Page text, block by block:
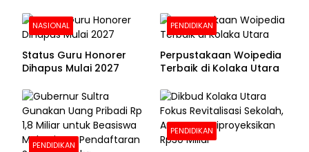
Foto Putrinya Perlihatkan
Ijazah
NASIONAL
Status Guru Honorer
Dihapus Mulai 2027
PENDIDIKAN
Perpustakaan Woipedia
Terbaik di Kolaka Utara
PENDIDIKAN
PENDIDIKAN